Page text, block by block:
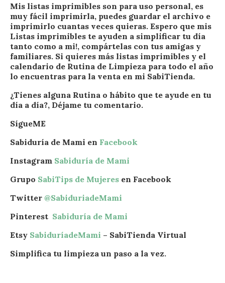
Mis listas imprimibles son para uso personal, es
muy fácil imprimirla, puedes guardar el archivo e
imprimirlo cuantas veces quieras. Espero que mis
Listas imprimibles te ayuden a simplificar tu día
tanto como a mi!, compártelas con tus amigas y
familiares. Si quieres más listas imprimibles y el
calendario de Rutina de Limpieza para todo el año
lo encuentras para la venta en mi SabiTienda.
¿Tienes alguna Rutina o hábito que te ayude en tu
día a día?, Déjame tu comentario.
SígueME
Sabiduría de Mami en Facebook
Instagram Sabiduría de Mami
Grupo SabiTips de Mujeres en Facebook
Twitter @SabiduriadeMami
Pinterest Sabiduría de Mami
Etsy SabiduríadeMami – SabiTienda Virtual
Simplifica tu limpieza un paso a la vez.